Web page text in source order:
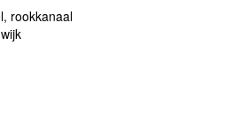
rookkanaal